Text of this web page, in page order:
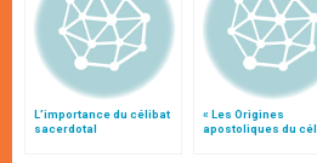
L’importance du célibat
sacerdotal
« Les Origines
apostoliques du